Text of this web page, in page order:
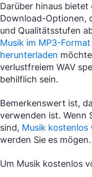
Darüber hinaus
Download-Optionen,
und Qualitätsstufen
Musik im MP3-
herunterladen
verlustfreiem WAV
behilflich sein.
Bemerkenswert ist,
verwenden ist. Wenn
sind, Musik kostenlos
werden Sie es mögen.
Um Musik kostenlos